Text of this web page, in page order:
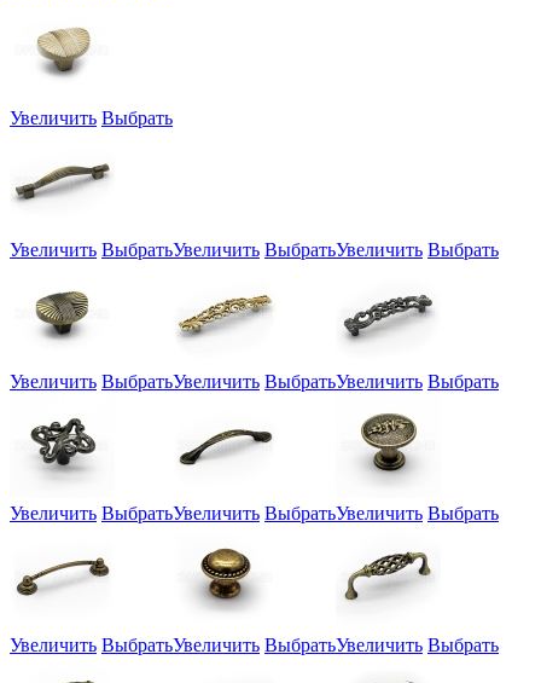
Увеличить Выбрать
Увеличить ВыбратьУвеличить ВыбратьУвеличить Выбрать
Увеличить ВыбратьУвеличить ВыбратьУвеличить Выбрать
Увеличить ВыбратьУвеличить ВыбратьУвеличить Выбрать
Увеличить ВыбратьУвеличить ВыбратьУвеличить Выбрать